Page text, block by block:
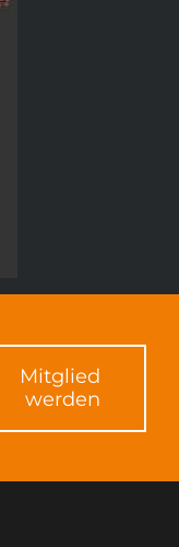
Mitglied
werden